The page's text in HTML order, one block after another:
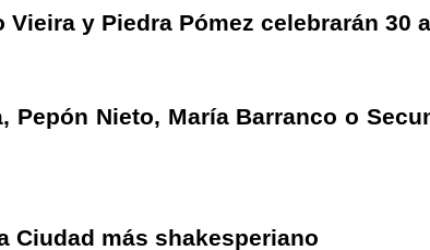
y Piedra Pómez celebrarán 30
Nieto, María Barranco o
Ciudad más shakesperiano